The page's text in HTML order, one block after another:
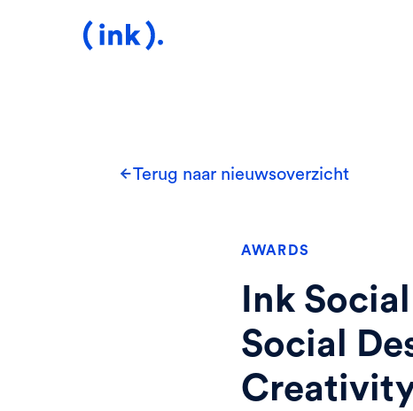
Terug naar nieuwsoverzicht
AWARDS
Ink
Social